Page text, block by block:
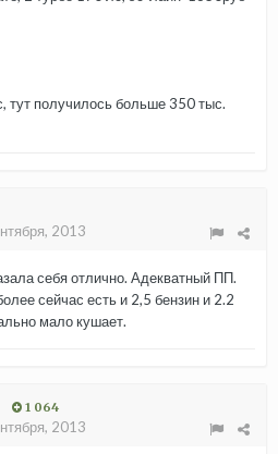
тут получилось больше 350 тыс.
2013
себя отлично. Адекватный ПП.
сейчас есть и 2,5 бензин и 2.2
мало кушает.
1 064
2013